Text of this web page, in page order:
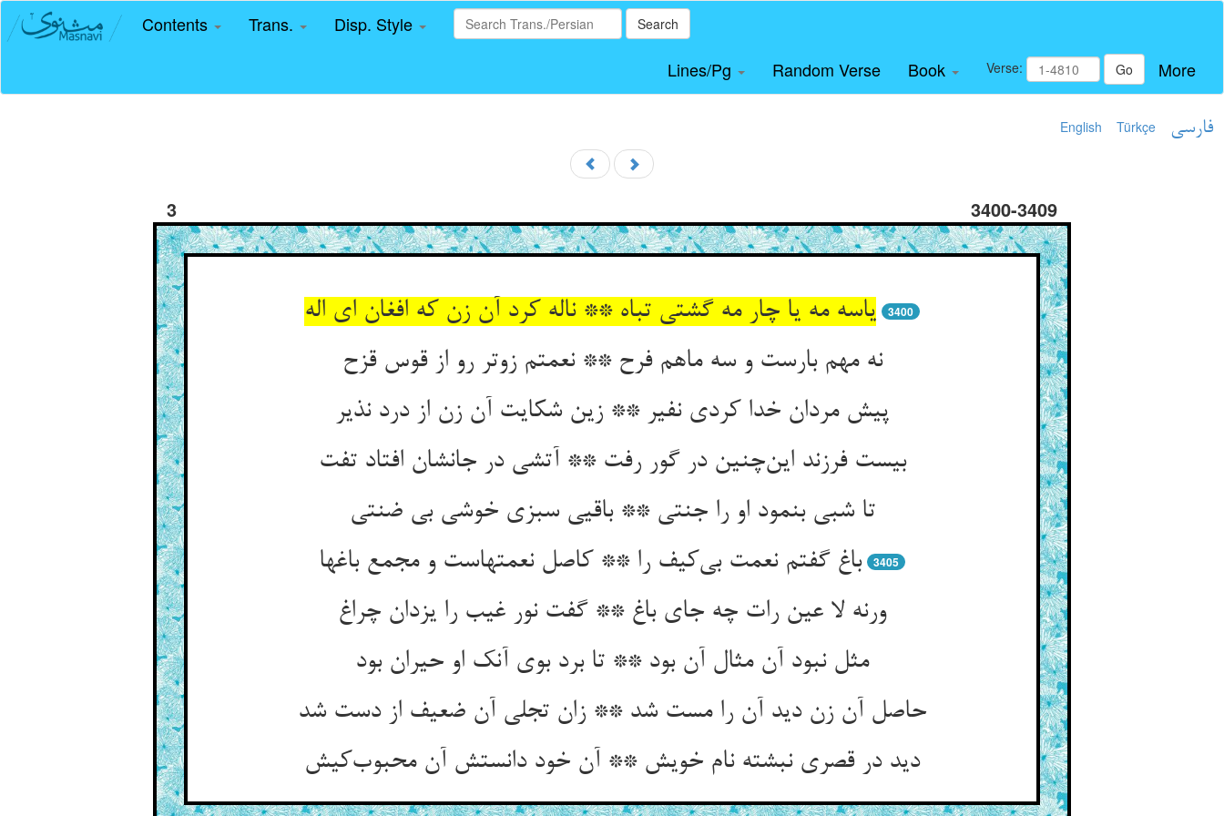
Contents Trans. Disp. Style Search
Lines/Pg Random Verse Book Verse: Go More
English Türkçe فارسی
3 3400-3409
یاسه مه یا چار مه گشتی تباه ** ناله کرد آن زن که افغان ای اله 3400
نه مهم بارست و سه ماهم فرح ** نعمتم زوتر رو از قوس قزح
پیش مردان خدا کردی نفیر ** زین شکایت آن زن از درد نذیر
بیست فرزند این‌چنین در گور رفت ** آتشی در جانشان افتاد تفت
تا شبی بنمود او را جنتی ** باقیی سبزی خوشی بی ضنتی
باغ گفتم نعمت بی‌کیف را ** کاصل نعمتهاست و مجمع باغها
3405
ورنه لا عین رات چه جای باغ ** گفت نور غیب را یزدان چراغ
مثل نبود آن مثال آن بود ** تا برد بوی آنک او حیران بود
حاصل آن زن دید آن را مست شد ** زان تجلی آن ضعیف از دست شد
دید در قصری نبشته نام خویش ** آن خود دانستش آن محبوب‌کیش